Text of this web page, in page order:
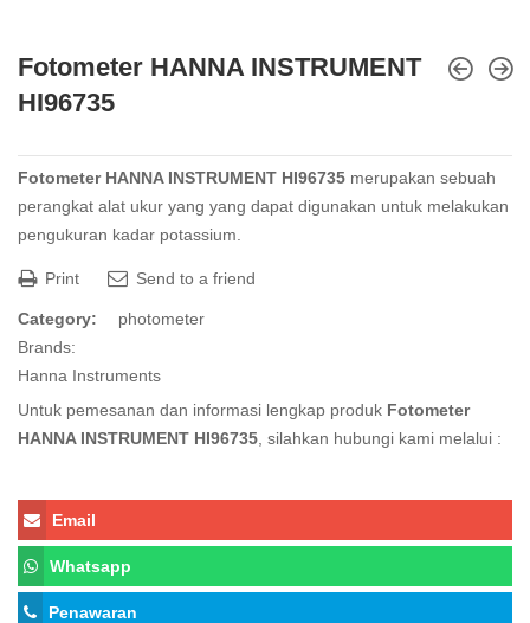
Fotometer HANNA INSTRUMENT
HI96735
Fotometer HANNA INSTRUMENT HI96735 merupakan sebuah
perangkat alat ukur yang yang dapat digunakan untuk melakukan
pengukuran kadar potassium.
Print Send to a friend
Category:
photometer
Brands:
Hanna Instruments
Untuk pemesanan dan informasi lengkap produk Fotometer
HANNA INSTRUMENT HI96735 , silahkan hubungi kami melalui :
Email
Whatsapp
Penawaran